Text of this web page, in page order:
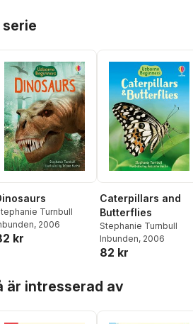
Turnbull
, 2006
kr
Caterpillars and
Butterflies
Stephanie Turnbull
Inbunden, 2006
82 kr
är intresserad av